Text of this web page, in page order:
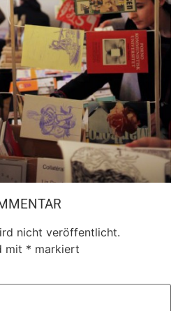
nicht veröffentlicht.
mit * markiert